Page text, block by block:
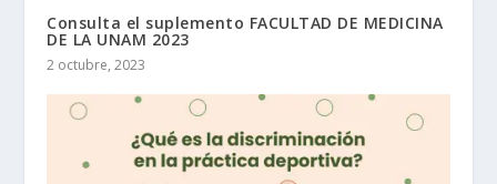
Consulta el suplemento FACULTAD DE MEDICINA
DE LA UNAM 2023
2 octubre, 2023